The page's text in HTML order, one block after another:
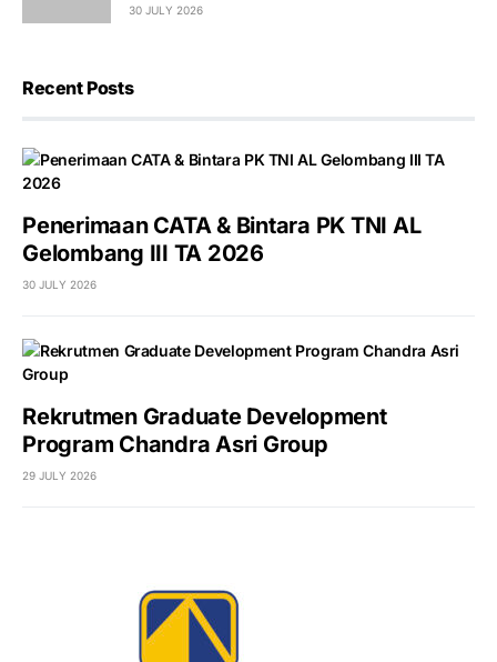
30 JULY 2026
Recent Posts
Penerimaan CATA & Bintara PK TNI AL
Gelombang III TA 2026
30 JULY 2026
Rekrutmen Graduate Development
Program Chandra Asri Group
29 JULY 2026